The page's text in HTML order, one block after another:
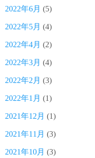
2022年6月 (5)
2022年5月 (4)
2022年4月 (2)
2022年3月 (4)
2022年2月 (3)
2022年1月 (1)
2021年12月 (1)
2021年11月 (3)
2021年10月 (3)